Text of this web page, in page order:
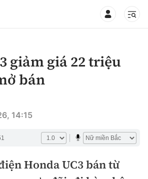
giảm giá 22 triệu
bán
14:15
Honda UC3 bán từ